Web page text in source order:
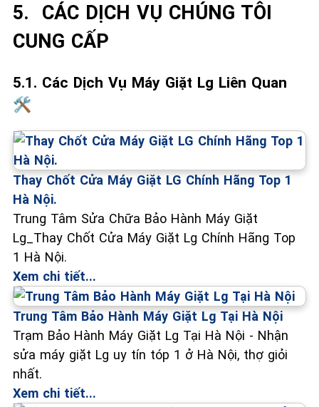
5. ️ CÁC DỊCH VỤ CHÚNG TÔI
CUNG CẤP
5.1. Các Dịch Vụ Máy Giặt Lg Liên Quan
🛠️
Thay Chốt Cửa Máy Giặt LG Chính Hãng Top 1
Hà Nội.
Trung Tâm Sửa Chữa Bảo Hành Máy Giặt
Lg_Thay Chốt Cửa Máy Giặt Lg Chính Hãng Top
1 Hà Nội.
Xem chi tiết...
Trung Tâm Bảo Hành Máy Giặt Lg Tại Hà Nội
Trạm Bảo Hành Máy Giặt Lg Tại Hà Nội - Nhận
sửa máy giặt Lg uy tín tóp 1 ở Hà Nội, thợ giỏi
nhất.
Xem chi tiết...